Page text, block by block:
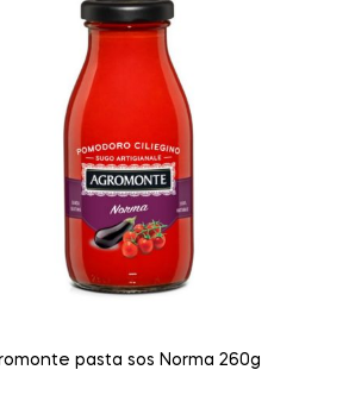
Agromonte pasta sos Norma 260g